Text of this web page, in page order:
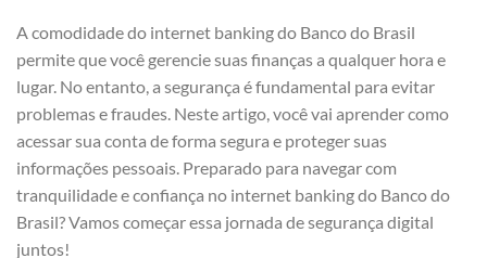
A comodidade do internet banking do Banco do Brasil
permite que você gerencie suas finanças a qualquer hora e
lugar. No entanto, a segurança é fundamental para evitar
problemas e fraudes. Neste artigo, você vai aprender como
acessar sua conta de forma segura e proteger suas
informações pessoais. Preparado para navegar com
tranquilidade e confiança no internet banking do Banco do
Brasil? Vamos começar essa jornada de segurança digital
juntos!